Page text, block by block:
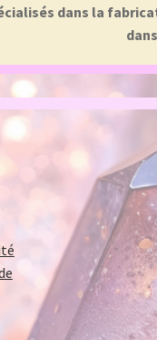
dans la